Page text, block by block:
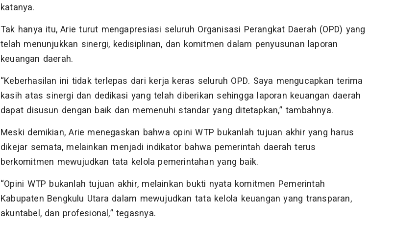
katanya.
Tak hanya itu, Arie turut mengapresiasi seluruh Organisasi Perangkat Daerah (OPD) yang
telah menunjukkan sinergi, kedisiplinan, dan komitmen dalam penyusunan laporan
keuangan daerah.
“Keberhasilan ini tidak terlepas dari kerja keras seluruh OPD. Saya mengucapkan terima
kasih atas sinergi dan dedikasi yang telah diberikan sehingga laporan keuangan daerah
dapat disusun dengan baik dan memenuhi standar yang ditetapkan,” tambahnya.
Meski demikian, Arie menegaskan bahwa opini WTP bukanlah tujuan akhir yang harus
dikejar semata, melainkan menjadi indikator bahwa pemerintah daerah terus
berkomitmen mewujudkan tata kelola pemerintahan yang baik.
“Opini WTP bukanlah tujuan akhir, melainkan bukti nyata komitmen Pemerintah
Kabupaten Bengkulu Utara dalam mewujudkan tata kelola keuangan yang transparan,
akuntabel, dan profesional,” tegasnya.